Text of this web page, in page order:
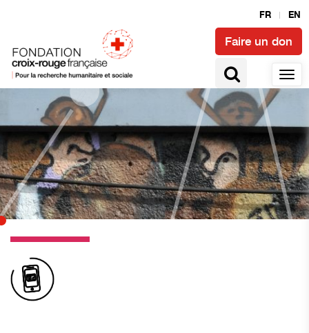
FR EN
Faire un don